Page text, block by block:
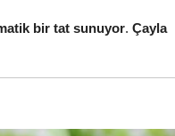
bir tat sunuyor. Çayla